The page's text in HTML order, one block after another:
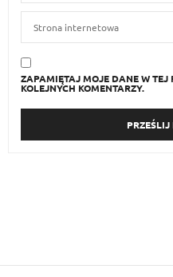
ZAPAMIĘTAJ MOJE DANE W
KOLEJNYCH KOMENTARZY.